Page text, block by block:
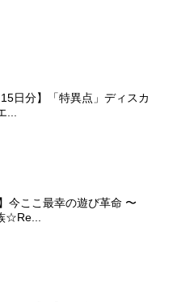
15日分】「特異点」ディスカ
今ここ最幸の遊び革命 〜
☆Re...